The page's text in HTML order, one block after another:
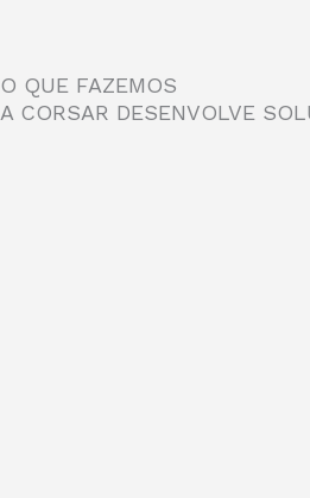
O QUE FAZEMOS
A CORSAR DESENVOLVE